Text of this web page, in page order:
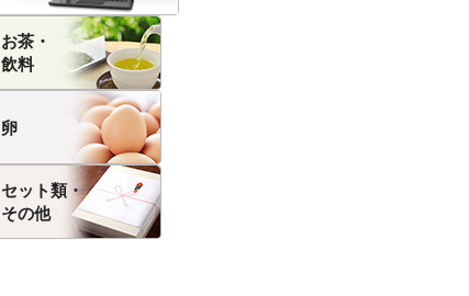
お茶・
飲料
卵
セット類・
その他